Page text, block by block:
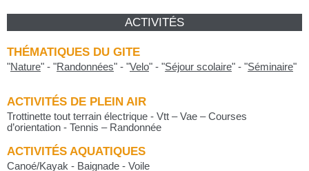
ACTIVITÉS
THÉMATIQUES DU GITE
"Nature" - "Randonnées" - "Velo" - "Séjour scolaire" - "Séminaire"
ACTIVITÉS DE PLEIN AIR
Trottinette tout terrain électrique - Vtt – Vae – Courses
d’orientation - Tennis – Randonnée
ACTIVITÉS AQUATIQUES
Canoé/Kayak - Baignade - Voile